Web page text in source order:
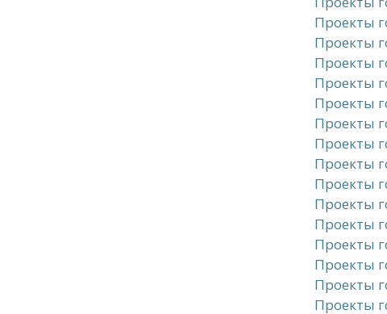
Проекты
Проекты
Проекты
Проекты
Проекты
Проекты
Проекты
Проекты
Проекты
Проекты
Проекты
Проекты
Проекты
Проекты
Проекты